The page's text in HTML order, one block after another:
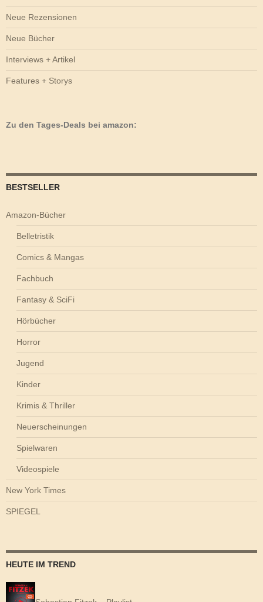
Neue Rezensionen
Neue Bücher
Interviews + Artikel
Features + Storys
Zu den Tages-Deals bei amazon:
BESTSELLER
Amazon-Bücher
Belletristik
Comics & Mangas
Fachbuch
Fantasy & SciFi
Hörbücher
Horror
Jugend
Kinder
Krimis & Thriller
Neuerscheinungen
Spielwaren
Videospiele
New York Times
SPIEGEL
HEUTE IM TREND